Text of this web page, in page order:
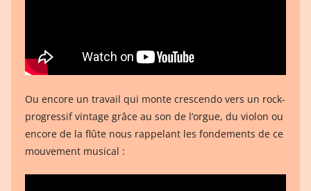
Ou encore un travail qui monte crescendo vers un rock-
progressif vintage grâce au son de l’orgue, du violon ou
encore de la flûte nous rappelant les fondements de ce
mouvement musical :